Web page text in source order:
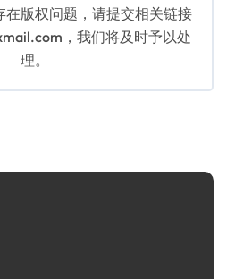
在版权问题，请提交相关链接
，我们将及时予以处
理。